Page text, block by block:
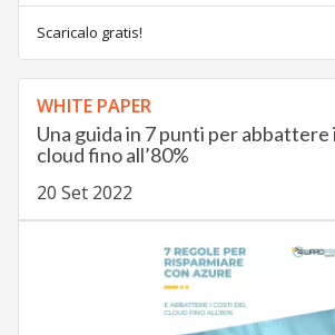
Scaricalo gratis!
WHITE PAPER
Una guida in 7 punti per abbattere
cloud fino all’80%
20 Set 2022